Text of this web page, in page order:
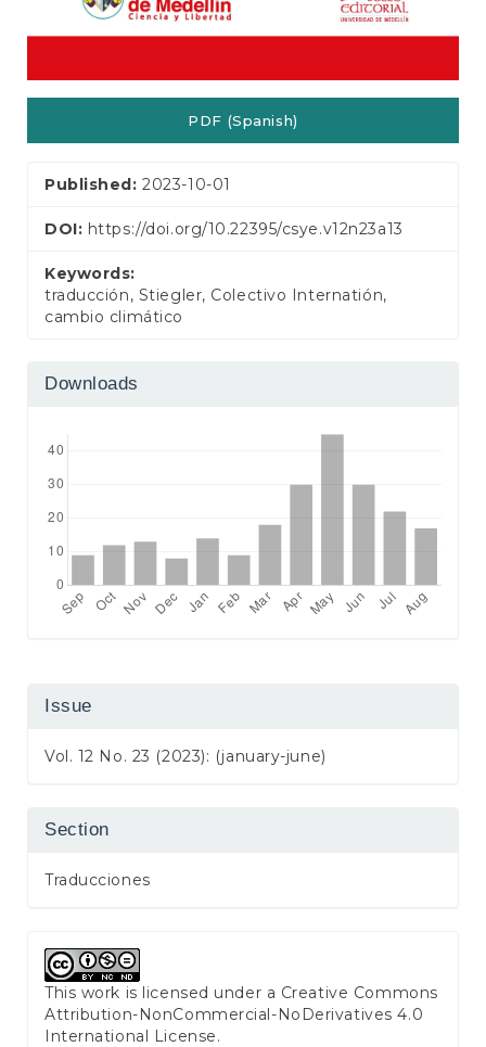
PDF (Spanish)
Published:2023-10-01
DOI: https://doi.org/10.22395/csye.v12n23a13
Keywords:
traducción, Stiegler, Colectivo Internatión,
cambio climático
Downloads
Issue
Vol. 12 No. 23 (2023): (january-june)
Section
Traducciones
This work is licensed under a Creative Commons
Attribution-NonCommercial-NoDerivatives 4.0
International License.